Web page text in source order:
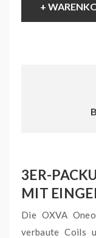
+
3ER-
MIT
Die OXVA
verbaute Coils